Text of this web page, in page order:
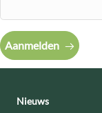
Aanmelden
Nieuws